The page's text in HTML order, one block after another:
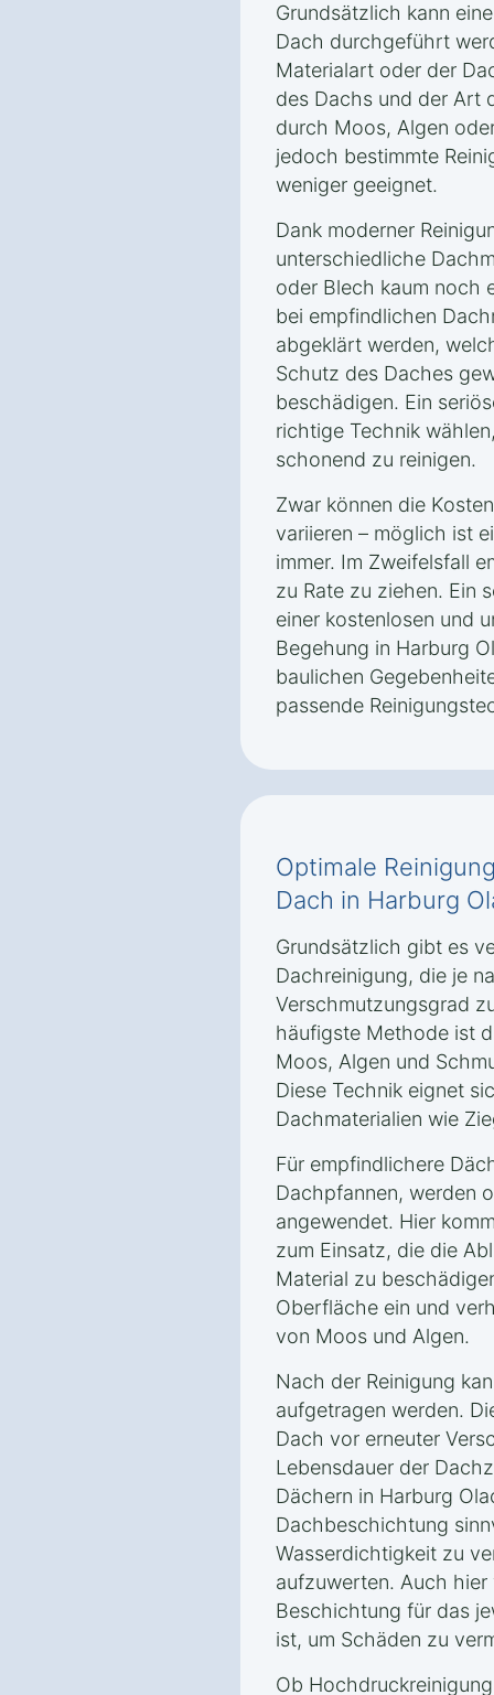
Grundsätzlich kann
Dach durchgeführt
Materialart oder der
des Dachs und der Art
durch Moos, Algen
jedoch bestimmte
weniger geeignet.
Dank moderner
unterschiedliche
oder Blech kaum noch
bei empfindlichen
abgeklärt werden,
Schutz des Daches
beschädigen. Ein
richtige Technik
schonend zu reinigen.
Zwar können die
variieren – möglich ist
immer. Im Zweifelsfall
zu Rate zu ziehen. Ein
einer kostenlosen und
Begehung in Harburg
baulichen
passende
Optimale
Dach in Harburg
Grundsätzlich gibt es
Dachreinigung, die je
Verschmutzungsgrad
häufigste Methode ist
Moos, Algen und
Diese Technik eignet
Dachmaterialien wie
Für empfindlichere
Dachpfannen, werden
angewendet. Hier
zum Einsatz, die die
Material zu
Oberfläche ein und
von Moos und Algen.
Nach der Reinigung
aufgetragen werden.
Dach vor erneuter
Lebensdauer der
Dächern in Harburg
Dachbeschichtung
Wasserdichtigkeit zu
aufzuwerten. Auch
Beschichtung für das
ist, um Schäden zu
Ob